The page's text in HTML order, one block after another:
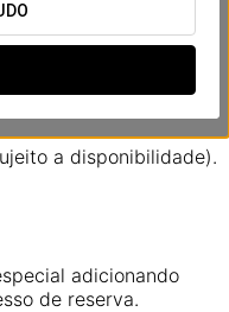
Acordem sem
na melhor
luxo, é o que
a disponibilidade).
adicionando
de reserva.